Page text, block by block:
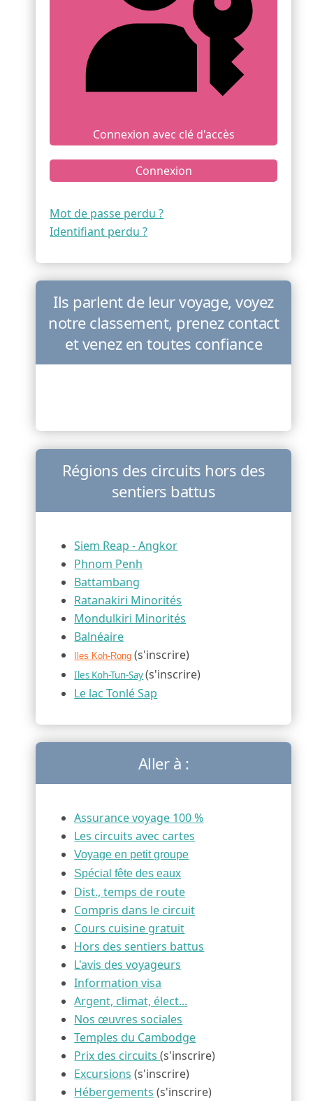
Connexion avec clé d'accès
Connexion
Mot de passe perdu ?
Identifiant perdu ?
Ils parlent de leur voyage, voyez
notre classement, prenez contact
et venez en toutes confiance
Régions des circuits hors des
sentiers battus
Siem Reap - Angkor
Phnom Penh
Battambang
Ratanakiri Minorités
Mondulkiri Minorités
Balnéaire
Iles Koh-Rong (s'inscrire)
Iles Koh-Tun-Say(s'inscrire)
Le lac Tonlé Sap
Aller à :
Assurance voyage 100 %
Les circuits avec cartes
Voyage en petit groupe
Spécial fête des eaux
Dist., temps de route
Compris dans le circuit
Cours cuisine gratuit
Hors des sentiers battus
L'avis des voyageurs
Information visa
Argent, climat, élect...
Nos œuvres sociales
Temples du Cambodge
Prix des circuits(s'inscrire)
Excursions (s'inscrire)
Hébergements (s'inscrire)